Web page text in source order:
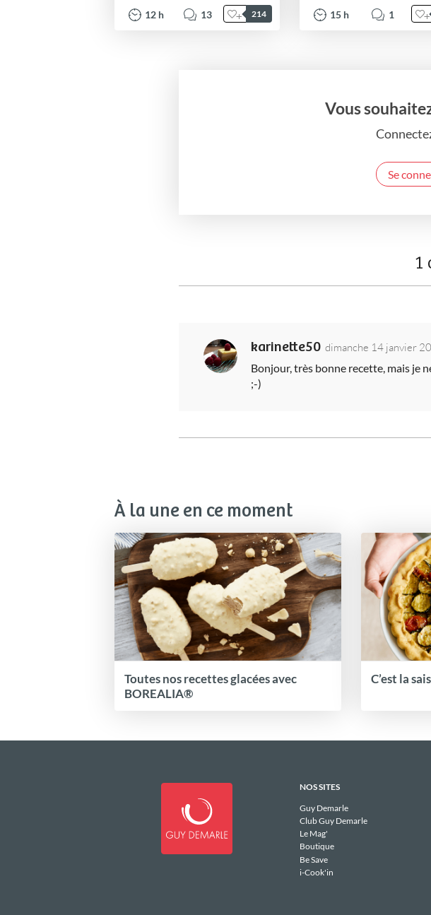
12 h 13 214 15 h 1
Vous
Se
1
karinette50 dimanche 14 janvier
Bonjour, très bonne recette, mais je
;-)
À la une en ce moment
Toutes nos recettes glacées avec
BOREALIA®
C’est la
NOS SITES
Guy Demarle
Club Guy Demarle
Le Mag'
Boutique
Be Save
i-Cook'in